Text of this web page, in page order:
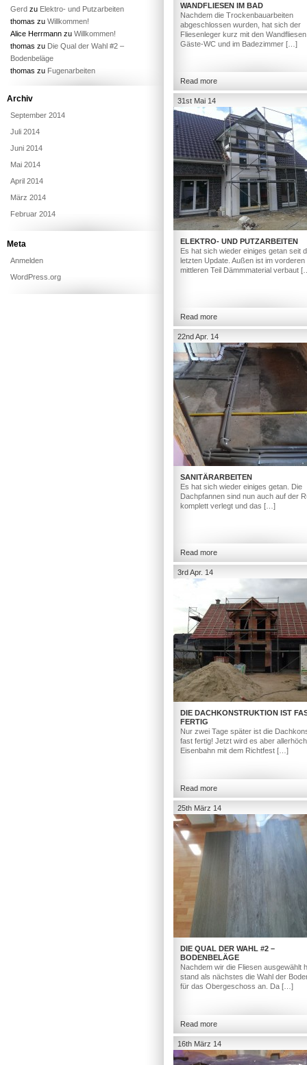
WANDFLIESEN IM BAD
Nachdem die Trockenbauarbeiten
abgeschlossen wurden, hat sich der
Fliesenleger kurz mit den
Gäste-WC und im Badezimmer […]
Read more
31st Mai 14
ELEKTRO- UND PUTZARBEITEN
Es hat sich wieder einiges getan seit
letzten Update. Außen ist im vorderen
mittleren Teil Dämmmaterial verbaut
Read more
22nd Apr. 14
SANITÄRARBEITEN
Es hat sich wieder einiges getan. Die
Dachpfannen sind nun auch auf der
komplett verlegt und das […]
Read more
3rd Apr. 14
DIE DACHKONSTRUKTION IST
FERTIG
Nur zwei Tage später ist die
fast fertig! Jetzt wird es aber
Eisenbahn mit dem Richtfest […]
Read more
25th März 14
DIE QUAL DER WAHL #2 –
BODENBELÄGE
Nachdem wir die Fliesen ausgewählt
stand als nächstes die Wahl der
für das Obergeschoss an. Da […]
Read more
16th März 14
Gerd zu Elektro- und Putzarbeiten
thomas zu Willkommen!
Alice Herrmann zu Willkommen!
thomas zu Die Qual der Wahl #2 –
Bodenbeläge
thomas zu Fugenarbeiten
Archiv
September 2014
Juli 2014
Juni 2014
Mai 2014
April 2014
März 2014
Februar 2014
Meta
Anmelden
WordPress.org